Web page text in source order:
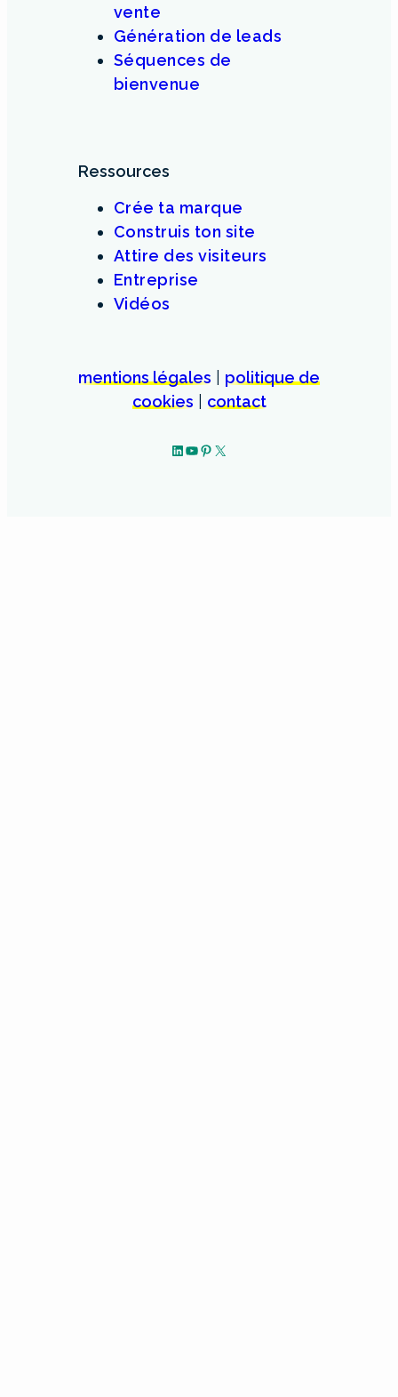
vente
Génération de leads
Séquences de
bienvenue
Ressources
Crée ta marque
Construis ton site
Attire des visiteurs
Entreprise
Vidéos
mentions légales
politique de
cookies
contact
LinkedIn
YouTube
Pinterest
X